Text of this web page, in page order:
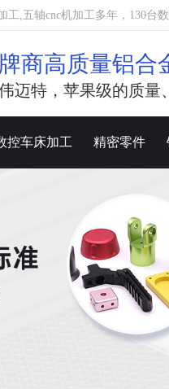
,五轴cnc机加工多年，130台
商高质量铝合
迈特，苹果级的质量
控车床加工 精密零件